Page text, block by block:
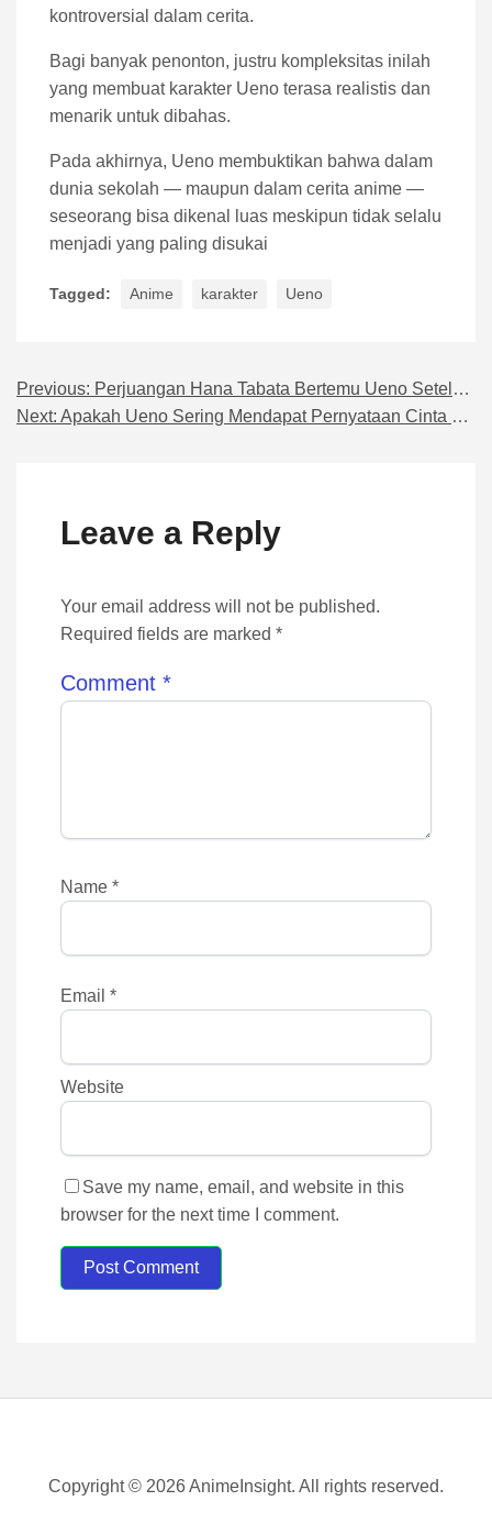
kontroversial dalam cerita.
Bagi banyak penonton, justru kompleksitas inilah
yang membuat karakter Ueno terasa realistis dan
menarik untuk dibahas.
Pada akhirnya, Ueno membuktikan bahwa dalam
dunia sekolah — maupun dalam cerita anime —
seseorang bisa dikenal luas meskipun tidak selalu
menjadi yang paling disukai
Tagged: Anime karakter Ueno
Navigasi pos
Previous: Perjuangan Hana Tabata Bertemu Ueno Setelah Banyak Gagal
Next: Apakah Ueno Sering Mendapat Pernyataan Cinta di Sekolah?
Leave a Reply
Your email address will not be published.
Required fields are marked *
Comment *
Name *
Email *
Website
Save my name, email, and website in this
browser for the next time I comment.
Post Comment
Copyright © 2026 AnimeInsight. All rights reserved.